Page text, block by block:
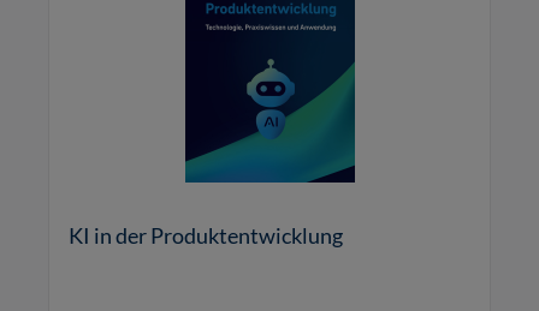
KI in der Produktentwicklung